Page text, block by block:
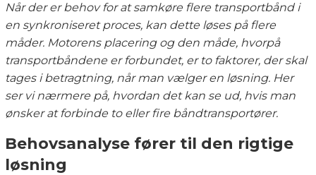
Når der er behov for at samkøre flere transportbånd i
en synkroniseret proces, kan dette løses på flere
måder. Motorens placering og den måde, hvorpå
transportbåndene er forbundet, er to faktorer, der skal
tages i betragtning, når man vælger en løsning. Her
ser vi nærmere på, hvordan det kan se ud, hvis man
ønsker at forbinde to eller fire båndtransportører.
Behovsanalyse fører til den rigtige
løsning